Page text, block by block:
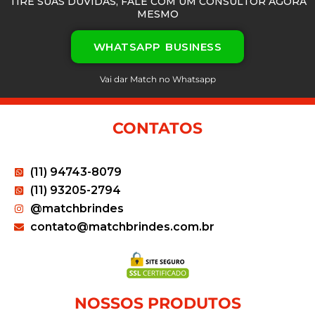
MESMO
WHATSAPP BUSINESS
Vai dar Match no Whatsapp
CONTATOS
(11) 94743-8079
(11) 93205-2794
@matchbrindes
contato@matchbrindes.com.br
NOSSOS PRODUTOS